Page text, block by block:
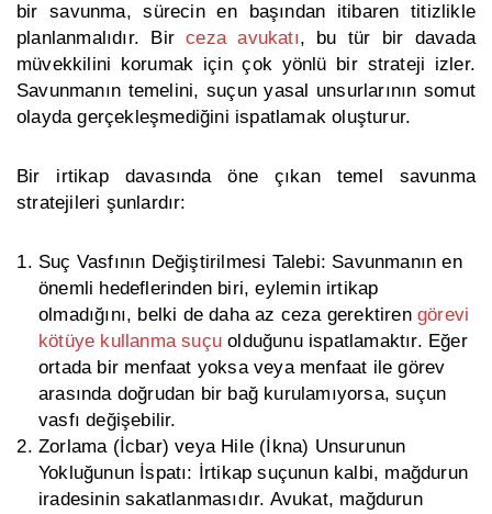
bir savunma, sürecin en başından itibaren titizlikle
planlanmalıdır. Birceza avukatı, bu tür bir davada
müvekkilini korumak için çok yönlü bir strateji izler.
Savunmanın temelini, suçun yasal unsurlarının somut
olayda gerçekleşmediğini ispatlamak oluşturur.
Bir irtikap davasında öne çıkan temel savunma
stratejileri şunlardır:
Suç Vasfının Değiştirilmesi Talebi: Savunmanın en
önemli hedeflerinden biri, eylemin irtikap
olmadığını, belki de daha az ceza gerektirengörevi
kötüye kullanmasuçu olduğunu ispatlamaktır. Eğer
ortada bir menfaat yoksa veya menfaat ile görev
arasında doğrudan bir bağ kurulamıyorsa, suçun
vasfı değişebilir.
Zorlama (İcbar) veya Hile (İkna) Unsurunun
Yokluğunun İspatı: İrtikap suçunun kalbi, mağdurun
iradesinin sakatlanmasıdır. Avukat, mağdurun